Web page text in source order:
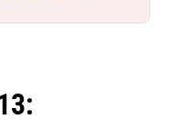
: